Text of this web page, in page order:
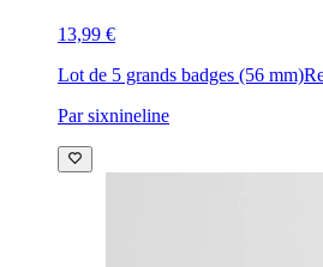
13,99 €
Lot de 5 grands badges (56 mm)
Par sixnineline